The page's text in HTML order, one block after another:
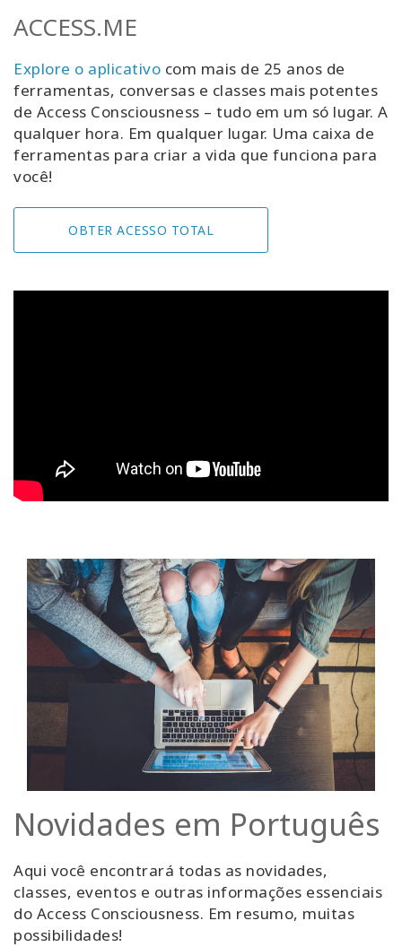
ACCESS.ME
Explore o aplicativo com mais de 25 anos de
ferramentas, conversas e classes mais potentes
de Access Consciousness – tudo em um só lugar. A
qualquer hora. Em qualquer lugar. Uma caixa de
ferramentas para criar a vida que funciona para
você!
OBTER ACESSO TOTAL
Novidades em Português
Aqui você encontrará todas as novidades,
classes, eventos e outras informações essenciais
do Access Consciousness. Em resumo, muitas
possibilidades!